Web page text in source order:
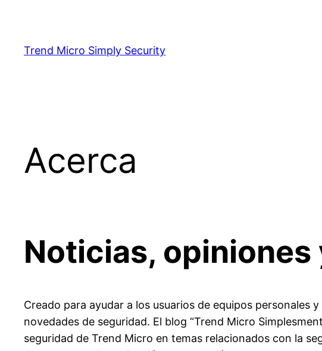
content
Trend Micro Simply Security
Acerca
Noticias,
Creado para ayudar a los usuarios de equipos
novedades de seguridad. El blog “Trend Micro
seguridad de Trend Micro en temas relacionados con la